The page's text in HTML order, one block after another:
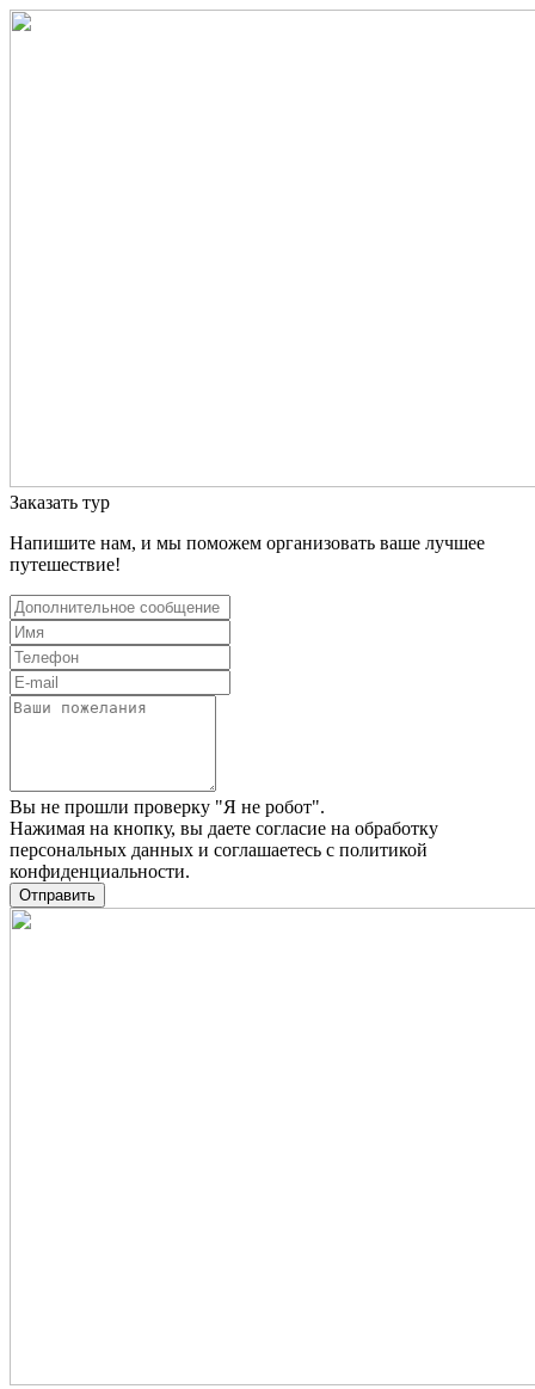
Заказать тур
Напишите нам, и мы поможем организовать ваше лучшее
путешествие!
Вы не прошли проверку "Я не робот".
Нажимая на кнопку, вы даете согласие на обработку
персональных данных и соглашаетесь c политикой
конфиденциальности.